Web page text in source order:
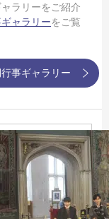
ラリーをご紹介
ャラリーをご覧
事ギャラリー